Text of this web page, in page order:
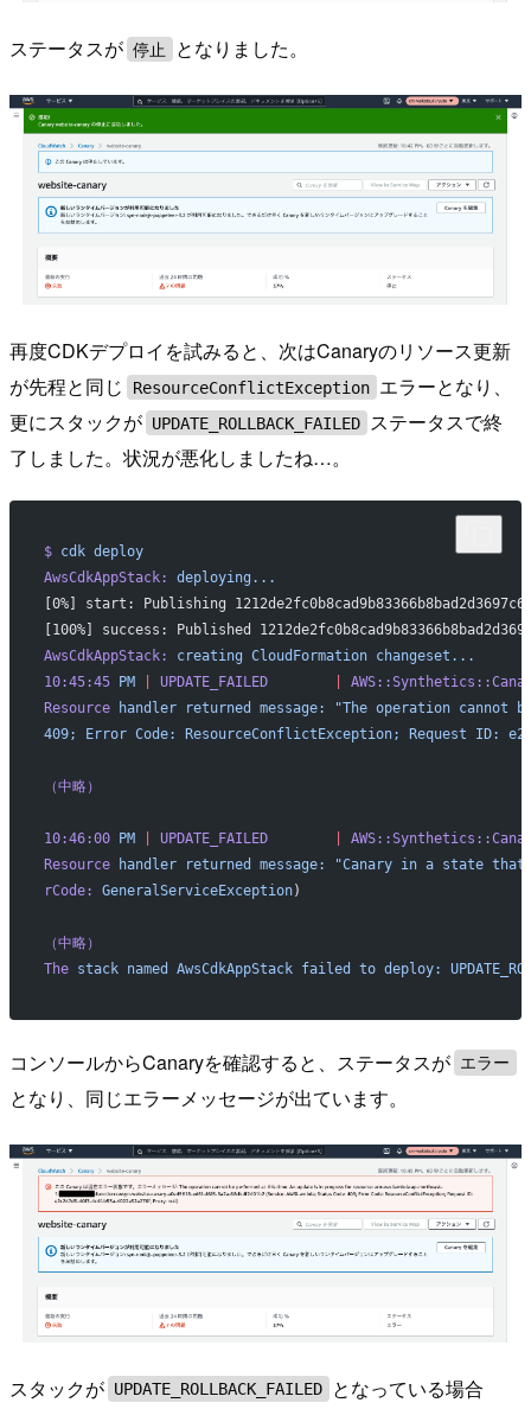
ステータスが 停止 となりました。
再度CDKデプロイを試みると、次はCanaryのリソース更新
が先程と同じ
ResourceConflictException エラーとなり、
更にスタックが UPDATE_ROLLBACK_FAILED ステータスで終
了しました。状況が悪化しましたね…。
$ cdk deploy
AwsCdkAppStack:
deploying...
[0%] start: Publishing
[100%] success: Published
AwsCdkAppStack:
creating CloudFormation changeset...
10:45:45 PM UPDATE_FAILED
        |
Resource handler returned message:
"The operation cannot
409; Error Code: ResourceConflictException; Request ID:
（中略）
10:46:00 PM UPDATE_FAILED
        |
Resource handler returned message:
"Canary in a state that
rCode:
GeneralServiceException)
（中略）
The stack named AwsCdkAppStack failed to deploy:
コンソールからCanaryを確認すると、ステータスが エラー
となり、同じエラーメッセージが出ています。
スタックが UPDATE_ROLLBACK_FAILED
となっている場合